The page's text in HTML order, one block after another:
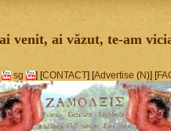
ai venit, ai văzut, te-am
sg ] [CONTACT] [Advertise (N)] [